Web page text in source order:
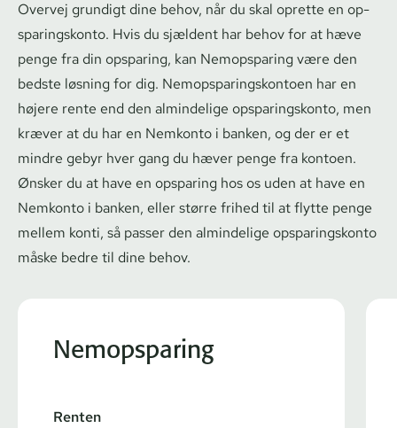
Overvej grundigt dine behov, når du skal oprette en op­
spa­rings­kon­to. Hvis du sjældent har behov for at hæve
penge fra din opsparing, kan Nemopsparing være den
bedste løsning for dig. Nemop­spa­rings­kon­to­en har en
højere rente end den almindelige op­spa­rings­kon­to, men
kræver at du har en Nemkonto i banken, og der er et
mindre gebyr hver gang du hæver penge fra kontoen.
Ønsker du at have en opsparing hos os uden at have en
Nemkonto i banken, eller større frihed til at flytte penge
mellem konti, så passer den almindelige op­spa­rings­kon­to
måske bedre til dine behov.
Nemopsparing
Renten